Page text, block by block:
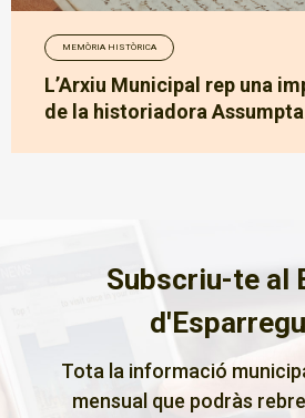
MEMÒRIA HISTÒRICA
L’Arxiu Municipal rep una
de la historiadora
Subscriu-te al
Tota la informació
mensual que podràs